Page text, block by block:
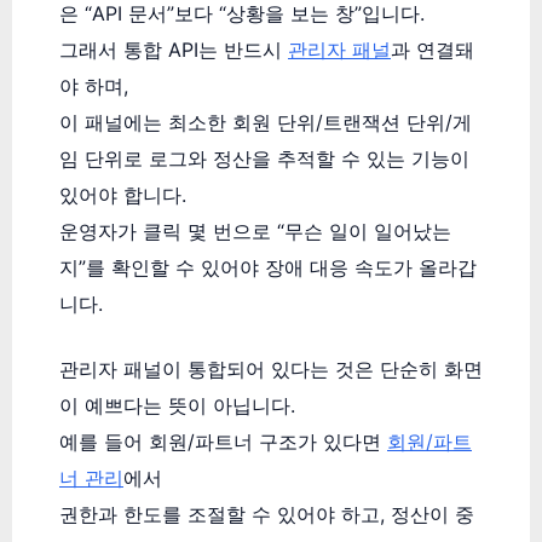
은 “API 문서”보다 “상황을 보는 창”입니다.
그래서 통합 API는 반드시 관리자 패널과 연결돼
야 하며,
이 패널에는 최소한 회원 단위/트랜잭션 단위/게
임 단위로 로그와 정산을 추적할 수 있는 기능이
있어야 합니다.
운영자가 클릭 몇 번으로 “무슨 일이 일어났는
지”를 확인할 수 있어야 장애 대응 속도가 올라갑
니다.
관리자 패널이 통합되어 있다는 것은 단순히 화면
이 예쁘다는 뜻이 아닙니다.
예를 들어 회원/파트너 구조가 있다면 회원/파트
너 관리에서
권한과 한도를 조절할 수 있어야 하고, 정산이 중